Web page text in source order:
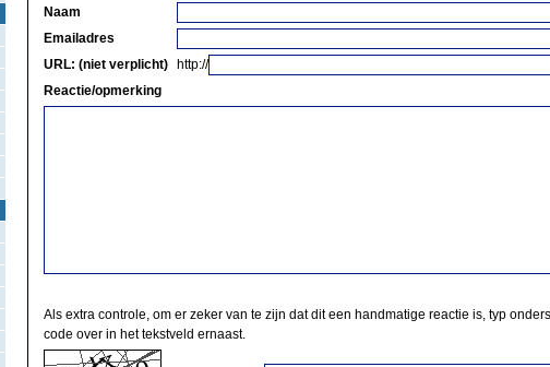
Naam
Emailadres
URL: (niet verplicht)
http://
Reactie/opmerking
Als extra controle, om er zeker van te zijn dat dit een handmatige reactie is, typ
code over in het tekstveld ernaast.